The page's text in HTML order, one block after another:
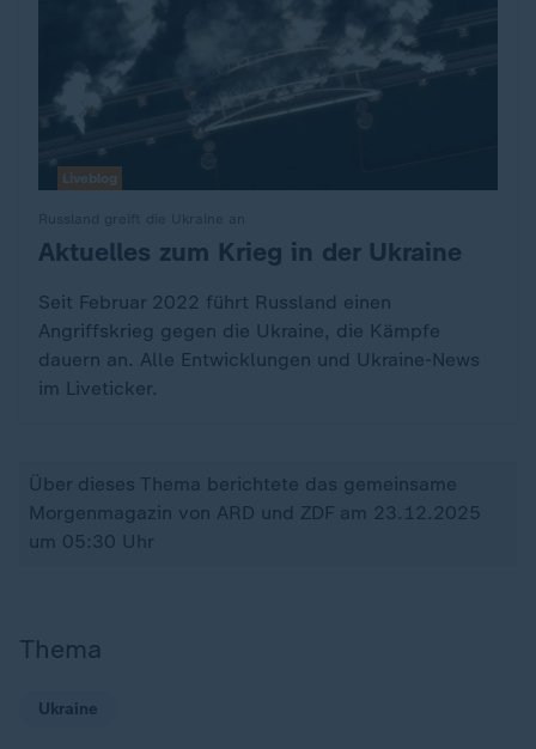
:
Aktuelles zum Krieg in der Ukraine
Seit Februar 2022 führt Russland einen
Angriffskrieg gegen die Ukraine, die Kämpfe
dauern an. Alle Entwicklungen und Ukraine-News
im Liveticker.
Liveblog
Über dieses Thema berichtete das gemeinsame
Morgenmagazin von ARD und ZDF am 23.12.2025
um 05:30 Uhr
Thema
Ukraine